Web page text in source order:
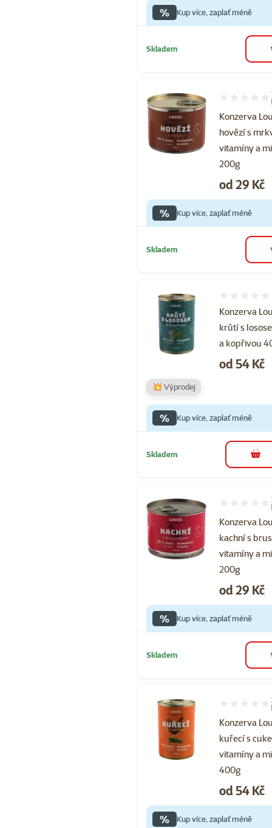
% Kup více, zaplať méně
Skladem
Konzerva
hovězí s
vitamíny a
200g
Hodnocení
Cena
od 29 Kč
% Kup více, zaplať méně
Skladem
Konzerva
krůtí s
a kopřivou
Cena
od 54 Kč
💥 Výprodej
% Kup více, zaplať méně
Skladem do
Konzerva
kachní s
vitamíny a
200g
Hodnocení
Cena
od 29 Kč
% Kup více, zaplať méně
Skladem
Konzerva
kuřecí s
vitamíny a
400g
Hodnocení
Cena
od 54 Kč
% Kup více, zaplať méně